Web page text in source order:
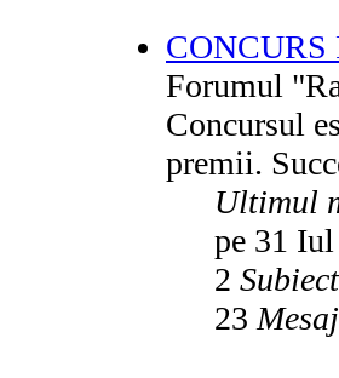
Forumul
Concursul
premii.
Ultimul
pe 31
2
23